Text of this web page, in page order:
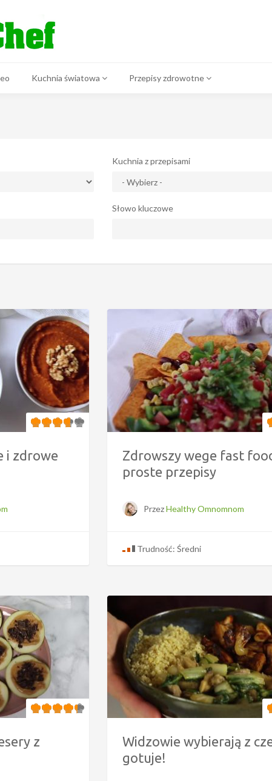
Kuchnia światowa Przepisy zdrowotne
Kuchnia z przepisami
Słowo kluczowe
i zdrowe
Zdrowszy wege fast
proste przepisy
PrzezHealthy Omnomnom
Trudność: Średni
z
Widzowie wybierają z
gotuje!